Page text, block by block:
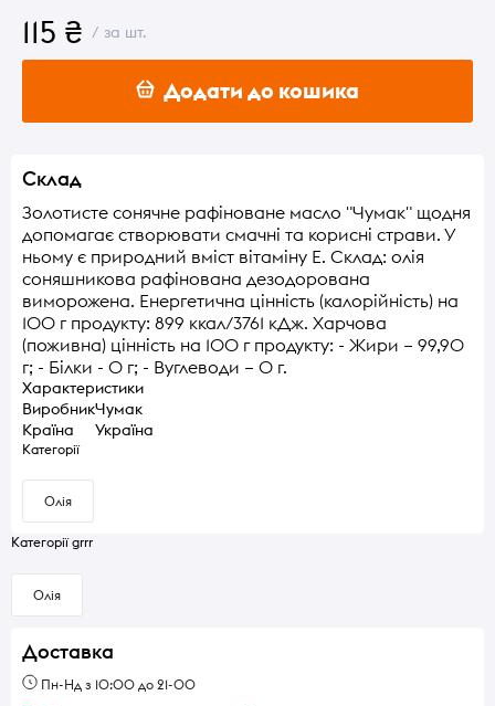
115 ₴ / за шт.
Додати до кошика
Склад
Золотисте сонячне рафіноване масло "Чумак" щодня
допомагає створювати смачні та корисні страви. У
ньому є природний вміст вітаміну Е. Склад: олія
соняшникова рафінована дезодорована
виморожена. Енергетична цінність (калорійність) на
100 г продукту: 899 ккал/3761 кДж. Харчова
(поживна) цінність на 100 г продукту: - Жири – 99,90
г; - Білки - 0 г; - Вуглеводи – 0 г.
Характеристики
ВиробникЧумак
Країна
Україна
Категорії
Олія
Категорії grrr
Олія
Доставка
Пн-Нд з 10:00 до 21-00